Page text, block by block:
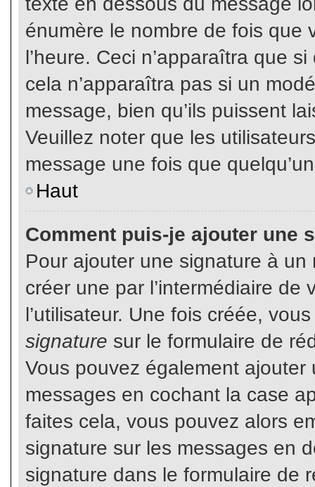
énumère le nombre de fois que
l’heure. Ceci n’apparaîtra que
cela n’apparaîtra pas si un
message, bien qu’ils puissent
Veuillez noter que les
message une fois que
Haut
Comment puis-je ajouter une
Pour ajouter une signature à un
créer une par l’intermédiaire
l’utilisateur. Une fois créée,
signature sur le formulaire de
Vous pouvez également
messages en cochant la case
faites cela, vous pouvez alors
signature sur les messages en
signature dans le formulaire de